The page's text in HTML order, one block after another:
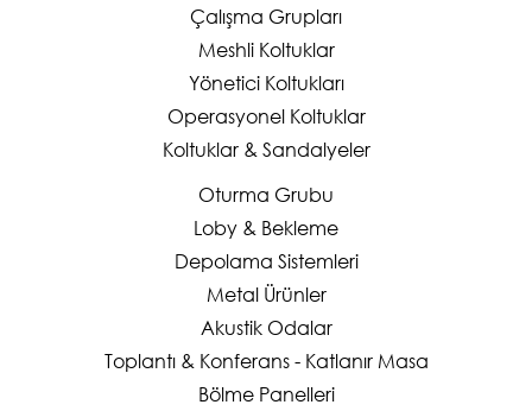
Çalışma Grupları
Meshli Koltuklar
Yönetici Koltukları
Operasyonel Koltuklar
Koltuklar & Sandalyeler
Oturma Grubu
Loby & Bekleme
Depolama Sistemleri
Metal Ürünler
Akustik Odalar
Toplantı & Konferans - Katlanır Masa
Bölme Panelleri